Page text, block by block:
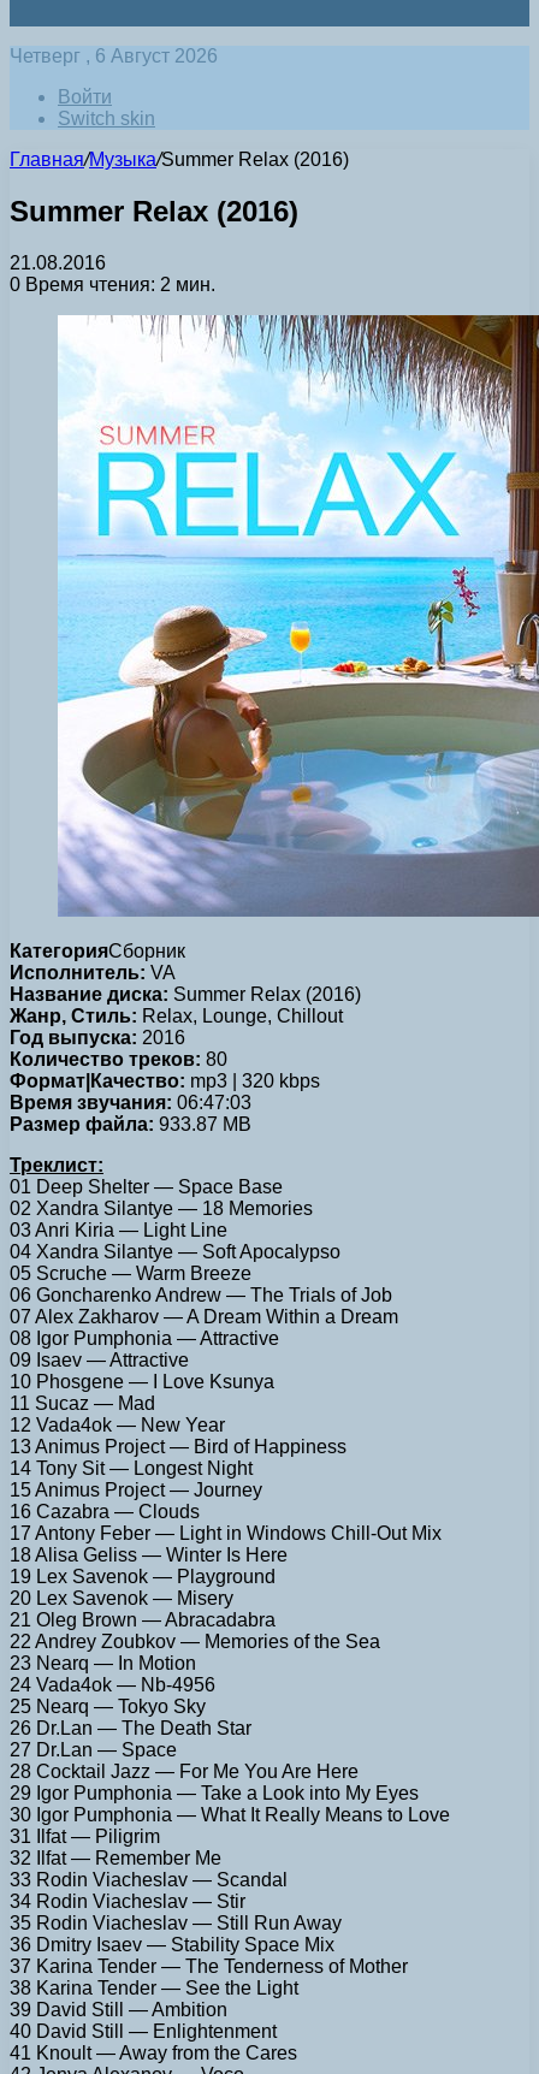
Четверг , 6 Август 2026
Войти
Switch skin
Главная/Музыка/Summer Relax (2016)
Summer Relax (2016)
21.08.2016
0 Время чтения: 2 мин.
КатегорияСборник
Исполнитель: VA
Название диска: Summer Relax (2016)
Жанр, Стиль: Relax, Lounge, Chillout
Год выпуска: 2016
Количество треков: 80
Формат|Качество: mp3 | 320 kbps
Время звучания: 06:47:03
Размер файла: 933.87 MB
Треклист:
01 Deep Shelter — Space Base
02 Xandra Silantye — 18 Memories
03 Anri Kiria — Light Line
04 Xandra Silantye — Soft Apocalypso
05 Scruche — Warm Breeze
06 Goncharenko Andrew — The Trials of Job
07 Alex Zakharov — A Dream Within a Dream
08 Igor Pumphonia — Attractive
09 Isaev — Attractive
10 Phosgene — I Love Ksunya
11 Sucaz — Mad
12 Vada4ok — New Year
13 Animus Project — Bird of Happiness
14 Tony Sit — Longest Night
15 Animus Project — Journey
16 Cazabra — Clouds
17 Antony Feber — Light in Windows Chill-Out Mix
18 Alisa Geliss — Winter Is Here
19 Lex Savenok — Playground
20 Lex Savenok — Misery
21 Oleg Brown — Abracadabra
22 Andrey Zoubkov — Memories of the Sea
23 Nearq — In Motion
24 Vada4ok — Nb-4956
25 Nearq — Tokyo Sky
26 Dr.Lan — The Death Star
27 Dr.Lan — Space
28 Cocktail Jazz — For Me You Are Here
29 Igor Pumphonia — Take a Look into My Eyes
30 Igor Pumphonia — What It Really Means to Love
31 Ilfat — Piligrim
32 Ilfat — Remember Me
33 Rodin Viacheslav — Scandal
34 Rodin Viacheslav — Stir
35 Rodin Viacheslav — Still Run Away
36 Dmitry Isaev — Stability Space Mix
37 Karina Tender — The Tenderness of Mother
38 Karina Tender — See the Light
39 David Still — Ambition
40 David Still — Enlightenment
41 Knoult — Away from the Cares